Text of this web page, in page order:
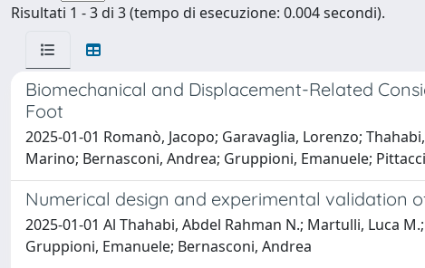
Risultati 1 - 3 di 3 (tempo di esecuzione: 0.004 secondi).
Biomechanical and Displacement-Related
Foot
2025-01-01 Romanò, Jacopo; Garavaglia, Lorenzo;
Marino; Bernasconi, Andrea; Gruppioni, Emanuele;
Numerical design and experimental validation
2025-01-01 Al Thahabi, Abdel Rahman N.; Martulli, Luca
Gruppioni, Emanuele; Bernasconi, Andrea